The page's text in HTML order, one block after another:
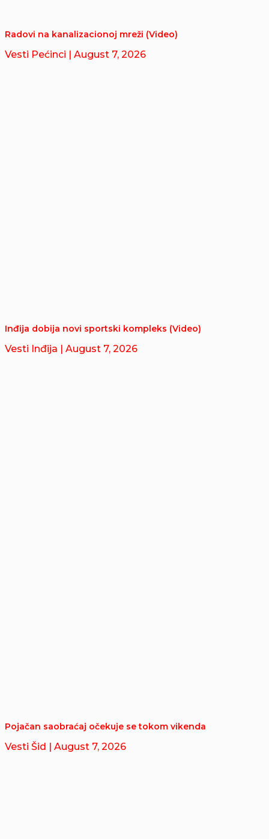
Radovi na kanalizacionoj mreži (Video)
Vesti Pećinci | August 7, 2026
Inđija dobija novi sportski kompleks (Video)
Vesti Inđija | August 7, 2026
Pojačan saobraćaj očekuje se tokom vikenda
Vesti Šid | August 7, 2026